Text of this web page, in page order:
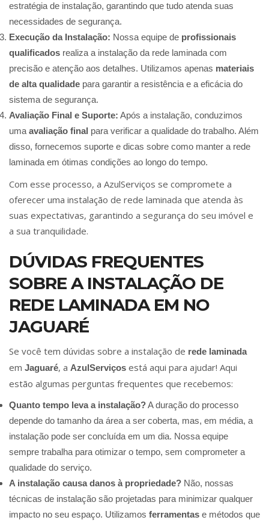
estratégia de instalação, garantindo que tudo atenda suas
necessidades de segurança.
Execução da Instalação: Nossa equipe de profissionais
qualificados realiza a instalação da rede laminada com
precisão e atenção aos detalhes. Utilizamos apenas materiais
de alta qualidade para garantir a resistência e a eficácia do
sistema de segurança.
Avaliação Final e Suporte: Após a instalação, conduzimos
uma avaliação final para verificar a qualidade do trabalho. Além
disso, fornecemos suporte e dicas sobre como manter a rede
laminada em ótimas condições ao longo do tempo.
Com esse processo, a AzulServiços se compromete a
oferecer uma instalação de rede laminada que atenda às
suas expectativas, garantindo a segurança do seu imóvel e
a sua tranquilidade.
DÚVIDAS FREQUENTES
SOBRE A INSTALAÇÃO DE
REDE LAMINADA EM NO
JAGUARÉ
Se você tem dúvidas sobre a instalação de rede laminada
em Jaguaré, a AzulServiços está aqui para ajudar! Aqui
estão algumas perguntas frequentes que recebemos:
Quanto tempo leva a instalação?A duração do processo
depende do tamanho da área a ser coberta, mas, em média, a
instalação pode ser concluída em um dia. Nossa equipe
sempre trabalha para otimizar o tempo, sem comprometer a
qualidade do serviço.
A instalação causa danos à propriedade? Não, nossas
técnicas de instalação são projetadas para minimizar qualquer
impacto no seu espaço. Utilizamos ferramentas e métodos que